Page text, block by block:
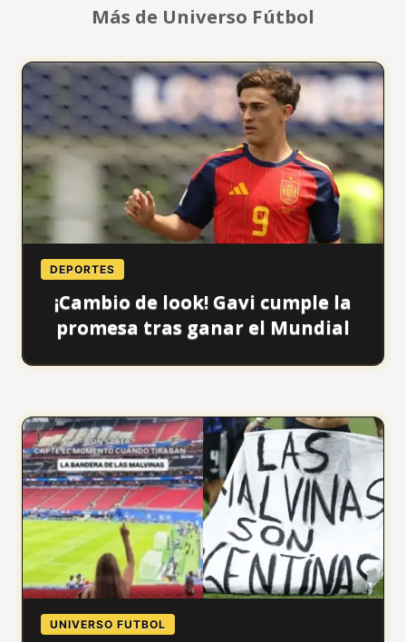
Más de Universo Fútbol
DEPORTES
¡Cambio de look! Gavi cumple la
promesa tras ganar el Mundial
UNIVERSO FUTBOL